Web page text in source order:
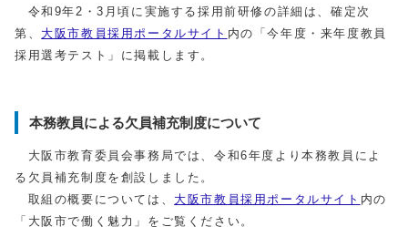
令和9年2・3月頃に実施する採用前研修の詳細は、確定次
第、 大阪市教員採用ポータルサイト 内の「今年度・来年度教員
採用選考テスト」に掲載します。
本務教員による欠員補充制度について
大阪市教育委員会事務局では、令和6年度より本務教員によ
る欠員補充制度を創設しました。
取組の概要については、 大阪市教員採用ポータルサイト 内の
「大阪市で働く魅力」をご覧ください。